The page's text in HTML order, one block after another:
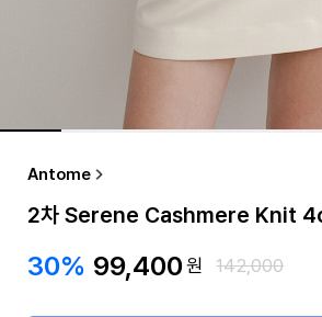
Antome
2차 Serene Cashmere Knit
30% 99,400원 142,000